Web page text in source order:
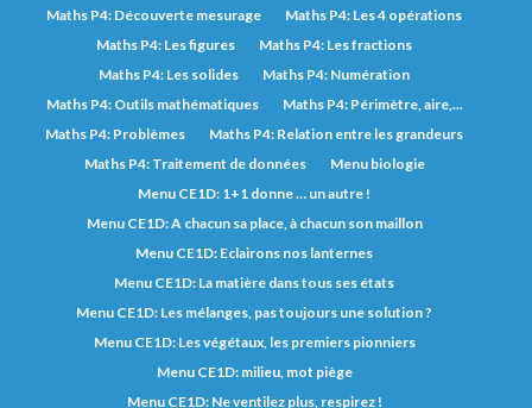
Maths P4: Découverte mesurage
Maths P4: Les 4 opérations
Maths P4: Les figures
Maths P4: Les fractions
Maths P4: Les solides
Maths P4: Numération
Maths P4: Outils mathématiques
Maths P4: Périmètre, aire,...
Maths P4: Problèmes
Maths P4: Relation entre les grandeurs
Maths P4: Traitement de données
Menu biologie
Menu CE1D: 1+1 donne … un autre !
Menu CE1D: A chacun sa place, à chacun son maillon
Menu CE1D: Eclairons nos lanternes
Menu CE1D: La matière dans tous ses états
Menu CE1D: Les mélanges, pas toujours une solution ?
Menu CE1D: Les végétaux, les premiers pionniers
Menu CE1D: milieu, mot piège
Menu CE1D: Ne ventilez plus, respirez !